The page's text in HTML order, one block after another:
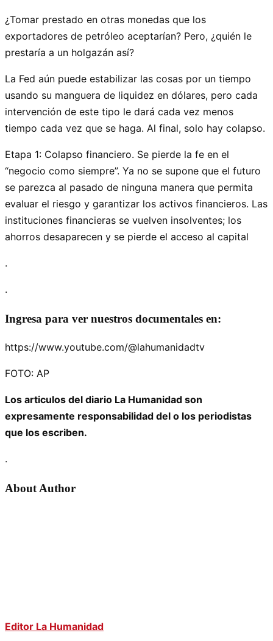
¿Tomar prestado en otras monedas que los
exportadores de petróleo aceptarían? Pero, ¿quién le
prestaría a un holgazán así?
La Fed aún puede estabilizar las cosas por un tiempo
usando su manguera de liquidez en dólares, pero cada
intervención de este tipo le dará cada vez menos
tiempo cada vez que se haga. Al final, solo hay colapso.
Etapa 1: Colapso financiero. Se pierde la fe en el
“negocio como siempre”. Ya no se supone que el futuro
se parezca al pasado de ninguna manera que permita
evaluar el riesgo y garantizar los activos financieros. Las
instituciones financieras se vuelven insolventes; los
ahorros desaparecen y se pierde el acceso al capital
.
.
Ingresa para ver nuestros documentales en:
https://www.youtube.com/@lahumanidadtv
FOTO: AP
Los articulos del diario La Humanidad son
expresamente responsabilidad del o los periodistas
que los escriben.
.
About Author
Editor La Humanidad